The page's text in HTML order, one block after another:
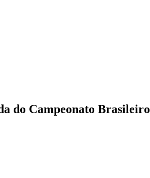
do Campeonato Brasileiro